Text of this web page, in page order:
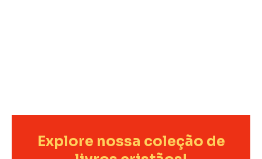
Explore nossa coleção de